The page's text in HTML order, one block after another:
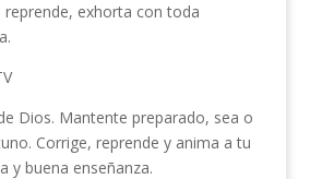
exhorta con toda
Dios. Mantente preparado, sea o
Corrige, reprende y anima a tu
y buena enseñanza.